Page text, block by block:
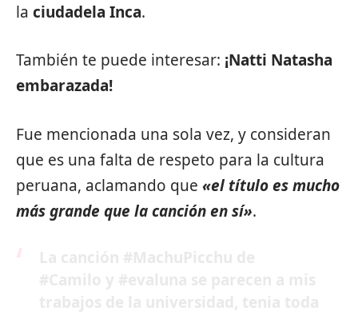
la ciudadela Inca.
También te puede interesar: ¡Natti Natasha
embarazada!
Fue mencionada una sola vez, y consideran
que es una falta de respeto para la cultura
peruana, aclamando que «el título es mucho
más grande que la canción en sí».